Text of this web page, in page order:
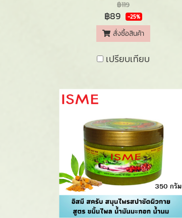
฿119
฿89 -25%
สั่งซื้อสินค้า
เปรียบเทียบ